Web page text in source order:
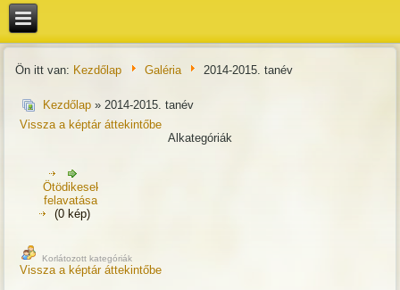
Ön itt van: Kezdőlap Galéria 2014-2015. tanév
Kezdőlap» 2014-2015. tanév
Vissza a képtár áttekintőbe
Alkategóriák
Ötödikesek
felavatása
(0 kép)
Korlátozott kategóriák
Vissza a képtár áttekintőbe